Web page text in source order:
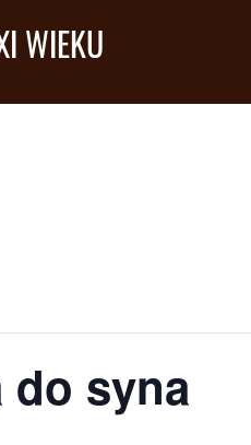
WIEKU
syna